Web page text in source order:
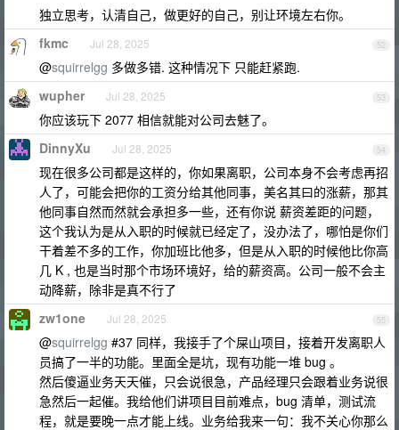
独立思考，认清自己，做更好的自己，别让环境左右你。
52
fkmc Jul 28, 2025
@squirrelgg 多做多错. 这种情况下 只能赶紧跑.
53
wupher Jul 28, 2025
你应该玩下 2077 相信就能对公司去魅了。
54
DinnyXu Jul 28, 2025
现在很多公司都是这样的，你如果离职，公司本身不会考虑再招
人了，可能会把你的工资分给其他同事，美名其曰的涨薪，那其
他同事自然而然就会承担多一些，还有你说 薪资差距的问题，
这个我认为是从入职的时候就已经定了，没办法了，哪怕是你们
干着差不多的工作，你加班比他多，但是从入职的时候他比你高
几 K , 也是当时那个市场环境好，给的薪资高。公司一般不会主
动降薪，除非是真不行了
55
zw1one Jul 28, 2025
@squirrelgg #37 同样，我接手了个屎山项目，接着开发离职人
员搞了一半的功能。里面全是坑，现有功能一堆 bug 。
然后傻逼业务天天催，只会说很急，产品经理只会跟着业务说很
急然后一起催。我给他们讲项目目前难点，bug 清单，测试流
程，就是要晚一点才能上线。业务给我来一句：我不关心你那么